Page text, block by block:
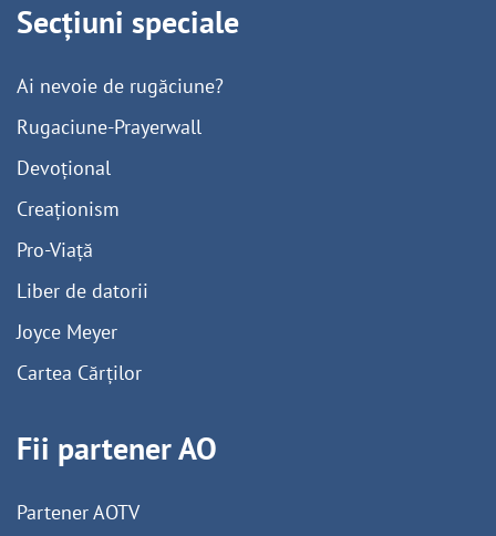
Secțiuni speciale
Ai nevoie de rugăciune?
Rugaciune-Prayerwall
Devoțional
Creaționism
Pro-Viață
Liber de datorii
Joyce Meyer
Cartea Cărților
Fii partener AO
Partener AOTV